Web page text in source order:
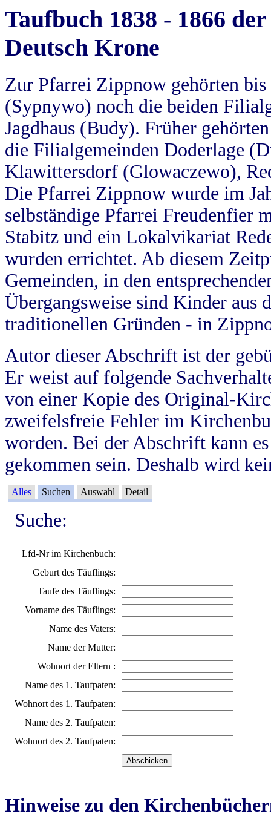
Taufbuch 1838 - 1866
Deutsch Krone
Zur Pfarrei Zippnow gehörten
(Sypnywo) noch die beiden
Jagdhaus (Budy). Früher
die Filialgemeinden Doderlage
Klawittersdorf (Glowaczewo),
Die Pfarrei Zippnow wurde im
selbständige Pfarrei Freudenfier
Stabitz und ein Lokalvikariat
wurden errichtet. Ab diesem
Gemeinden, in den
Übergangsweise sind Kinder aus
traditionellen Gründen - in
Autor dieser Abschrift ist der
Er weist auf folgende
von einer Kopie des Original-
zweifelsfreie Fehler im
worden. Bei der Abschrift kann
gekommen sein. Deshalb wird
Alles Suchen Auswahl Detail
Suche:
Lfd-Nr im Kirchenbuch:
Geburt des Täuflings:
Taufe des Täuflings:
Vorname des Täuflings:
Name des Vaters:
Name der Mutter:
Wohnort der Eltern :
Name des 1. Taufpaten:
Wohnort des 1. Taufpaten:
Name des 2. Taufpaten:
Wohnort des 2. Taufpaten:
Hinweise zu den